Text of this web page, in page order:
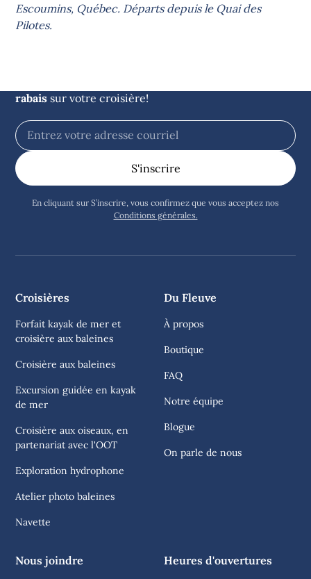
Escoumins, Québec. Départs depuis le Quai des
Pilotes.
Restez informés des
rabais sur votre croisière!
En cliquant sur S’inscrire, vous confirmez que vous acceptez nos
Conditions générales.
Croisières
Forfait kayak de mer et
croisière aux baleines
Croisière aux baleines
Excursion guidée en kayak
de mer
Croisière aux oiseaux, en
partenariat avec l'OOT
Exploration hydrophone
Atelier photo baleines
Navette
Du Fleuve
À propos
Boutique
FAQ
Notre équipe
Blogue
On parle de nous
Nous joindre Heures d'ouvertures